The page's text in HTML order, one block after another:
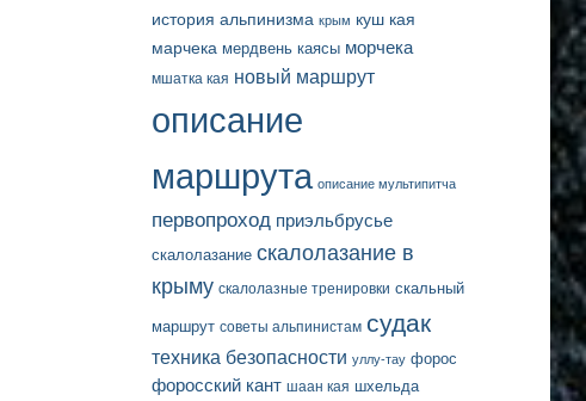
история альпинизма крым куш кая
марчека мердвень каясы морчека
мшатка кая новый маршрут
описание
маршрута описание мультипитча
первопроход приэльбрусье
скалолазание скалолазание в
крыму скалолазные тренировки скальный
маршрут советы альпинистам судак
техника безопасности уллу-тау форос
форосский кант шаан кая шхельда